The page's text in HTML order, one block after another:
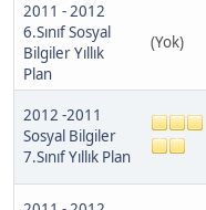
2011 - 2012
6.Sınıf Sosyal
Bilgiler Yıllık
Plan
(Yok)
2012 -2011
Sosyal Bilgiler
7.Sınıf Yıllık Plan